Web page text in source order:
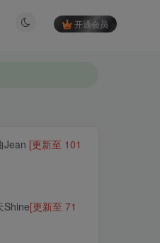
开通会员
凜花Rinka
Jean [更新至 101
Shine[更新至 71